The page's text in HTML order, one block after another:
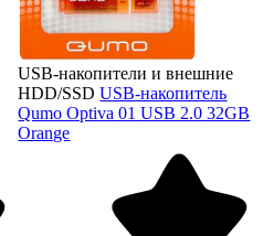
USB-накопители и внешние
HDD/SSD USB-накопитель
Qumo Optiva 01 USB 2.0 32GB
Orange